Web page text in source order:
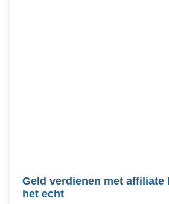
Geld verdienen met affiliate
het echt